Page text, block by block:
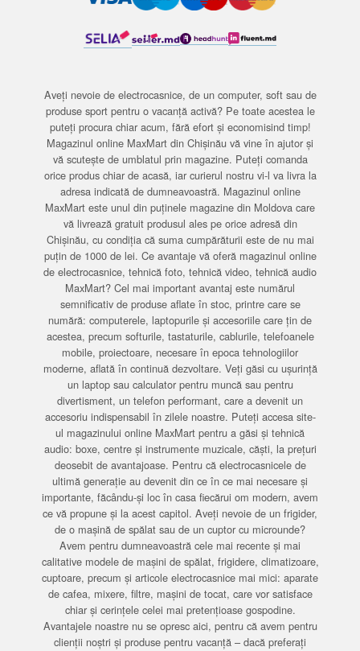
Aveți nevoie de electrocasnice, de un computer, soft sau de
produse sport pentru o vacanță activă? Pe toate acestea le
puteți procura chiar acum, fără efort și economisind timp!
Magazinul online MaxMart din Chișinău vă vine în ajutor și
vă scutește de umblatul prin magazine. Puteți comanda
orice produs chiar de acasă, iar curierul nostru vi-l va livra la
adresa indicată de dumneavoastră. Magazinul online
MaxMart este unul din puținele magazine din Moldova care
vă livrează gratuit produsul ales pe orice adresă din
Chișinău, cu condiția că suma cumpărăturii este de nu mai
puțin de 1000 de lei. Ce avantaje vă oferă magazinul online
de electrocasnice, tehnică foto, tehnică video, tehnică audio
MaxMart? Cel mai important avantaj este numărul
semnificativ de produse aflate în stoc, printre care se
numără: computerele, laptopurile și accesoriile care țin de
acestea, precum softurile, tastaturile, cablurile, telefoanele
mobile, proiectoare, necesare în epoca tehnologiilor
moderne, aflată în continuă dezvoltare. Veți găsi cu ușurință
un laptop sau calculator pentru muncă sau pentru
divertisment, un telefon performant, care a devenit un
accesoriu indispensabil în zilele noastre. Puteți accesa site-
ul magazinului online MaxMart pentru a găsi și tehnică
audio: boxe, centre și instrumente muzicale, căști, la prețuri
deosebit de avantajoase. Pentru că electrocasnicele de
ultimă generație au devenit din ce în ce mai necesare și
importante, făcându-și loc în casa fiecărui om modern, avem
ce vă propune și la acest capitol. Aveți nevoie de un frigider,
de o mașină de spălat sau de un cuptor cu microunde?
Avem pentru dumneavoastră cele mai recente și mai
calitative modele de mașini de spălat, frigidere, climatizoare,
cuptoare, precum și articole electrocasnice mai mici: aparate
de cafea, mixere, filtre, mașini de tocat, care vor satisface
chiar și cerințele celei mai pretențioase gospodine.
Avantajele noastre nu se opresc aici, pentru că avem pentru
clienții noștri și produse pentru vacanță – dacă preferați